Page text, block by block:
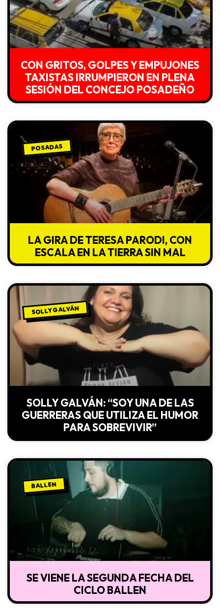
CON GRITOS, GOLPES Y EMPUJONES
TAXISTAS IRRUMPIERON EN PLENA
SESIÓN DEL CONCEJO POSADEÑO
POSADAS
LA GIRA DE TERESA PARODI, CON
ESCALA EN LA TIERRA SIN MAL
SOLLY GALVÁN
SOLLY GALVÁN: “SOY UNA DE LAS
GUERRERAS QUE UTILIZA EL HUMOR
PARA SOBREVIVIR”
BALLEN
SE VIENE LA SEGUNDA FECHA DEL
CICLO BALLEN